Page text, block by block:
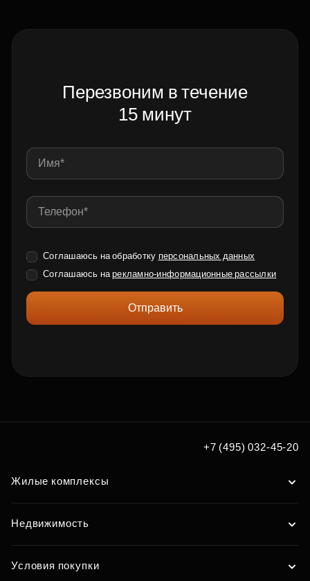
Перезвоним в течение
15 минут
Соглашаюсь на обработку персональных данных
Соглашаюсь нарекламно-информационные рассылки
Отправить
+7 (495) 032-45-20
Жилые комплексы
Недвижимость
Условия покупки